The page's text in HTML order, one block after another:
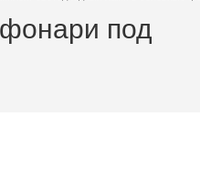
под